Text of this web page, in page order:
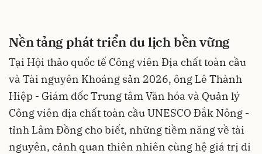
Nền tảng phát triển du lịch bền vững
Tại Hội thảo quốc tế Công viên Địa chất toàn cầu
và Tài nguyên Khoáng sản 2026, ông Lê Thành
Hiệp - Giám đốc Trung tâm Văn hóa và Quản lý
Công viên địa chất toàn cầu UNESCO Đắk Nông -
tỉnh Lâm Đồng cho biết, những tiềm năng về tài
nguyên, cảnh quan thiên nhiên cùng hệ giá trị di